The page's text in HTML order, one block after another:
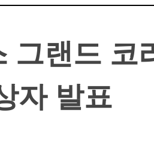
그랜드 코
자 발표